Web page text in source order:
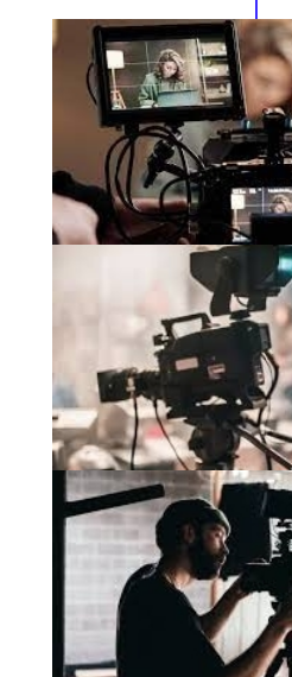
Умение прислушиваться
к себе и к миру вокруг
Умение правильно
красиво двигаться
КАЖДЫЙ
ПРИОБРЕТЁТ: